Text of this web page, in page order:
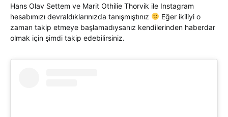
Hans Olav Settem ve Marit Othilie Thorvik ile Instagram
hesabımızı devraldıklarınızda tanışmıştınız
Eğer ikiliyi o
zaman takip etmeye başlamadıysanız kendilerinden haberdar
olmak için şimdi takip edebilirsiniz.